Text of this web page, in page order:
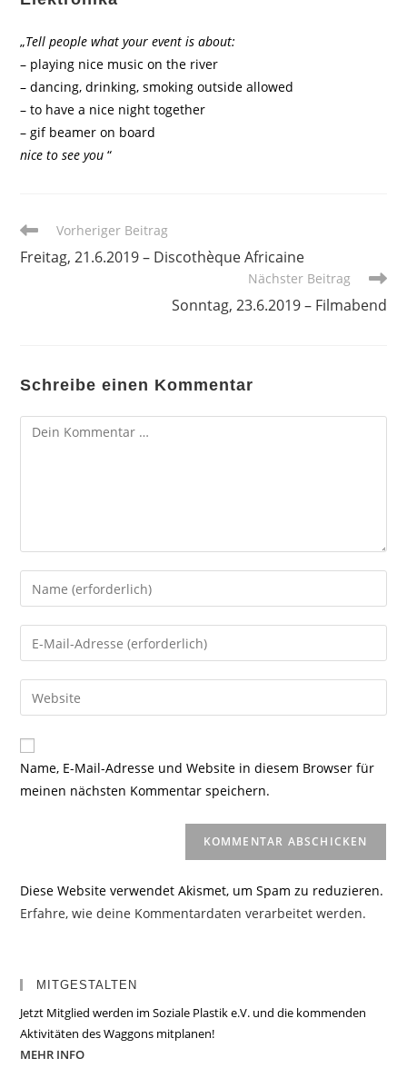
„Tell people what your event is about:
– playing nice music on the river
– dancing, drinking, smoking outside allowed
– to have a nice night together
– gif beamer on board
nice to see you“
Weitere
ansehen
Vorheriger Beitrag
Freitag, 21.6.2019 – Discothèque Africaine
Nächster Beitrag
Sonntag, 23.6.2019 – Filmabend
Schreibe einen Kommentar
Kommentar
Gib
deinen
Namen
oder
zum
Kommentieren
ein
Gib
deine
E-
Mail-
zum
Kommentieren
ein
Gib
deine
Website-
URL
Name, E-Mail-Adresse und Website in diesem Browser für
meinen nächsten Kommentar speichern.
Diese Website verwendet Akismet, um Spam zu reduzieren.
Erfahre, wie deine Kommentardaten verarbeitet werden.
MITGESTALTEN
Jetzt Mitglied werden im Soziale Plastik e.V. und die kommenden
Aktivitäten des Waggons mitplanen!
MEHR INFO